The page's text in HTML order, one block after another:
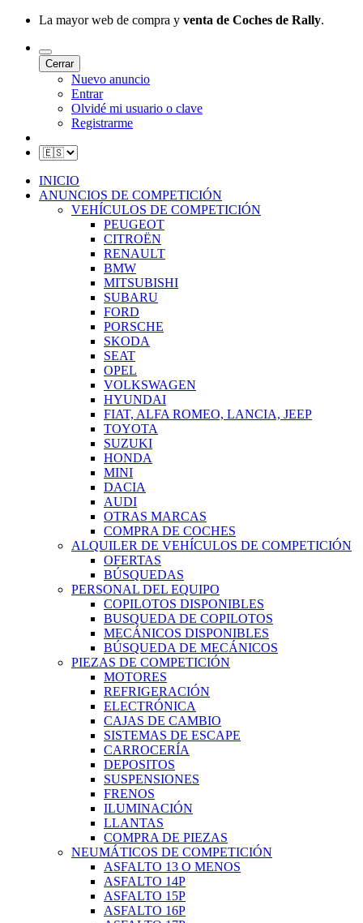
La mayor web de compra y venta de Coches de Rally.
Cerrar
Nuevo anuncio
Entrar
Olvidé mi usuario o clave
Registrarme
INICIO
ANUNCIOS DE COMPETICIÓN
VEHÍCULOS DE COMPETICIÓN
PEUGEOT
CITROËN
RENAULT
BMW
MITSUBISHI
SUBARU
FORD
PORSCHE
SKODA
SEAT
OPEL
VOLKSWAGEN
HYUNDAI
FIAT, ALFA ROMEO, LANCIA, JEEP
TOYOTA
SUZUKI
HONDA
MINI
DACIA
AUDI
OTRAS MARCAS
COMPRA DE COCHES
ALQUILER DE VEHÍCULOS DE COMPETICIÓN
OFERTAS
BÚSQUEDAS
PERSONAL DEL EQUIPO
COPILOTOS DISPONIBLES
BUSQUEDA DE COPILOTOS
MECÁNICOS DISPONIBLES
BÚSQUEDA DE MECÁNICOS
PIEZAS DE COMPETICIÓN
MOTORES
REFRIGERACIÓN
ELECTRÓNICA
CAJAS DE CAMBIO
SISTEMAS DE ESCAPE
CARROCERÍA
DEPOSITOS
SUSPENSIONES
FRENOS
ILUMINACIÓN
LLANTAS
COMPRA DE PIEZAS
NEUMÁTICOS DE COMPETICIÓN
ASFALTO 13 O MENOS
ASFALTO 14P
ASFALTO 15P
ASFALTO 16P